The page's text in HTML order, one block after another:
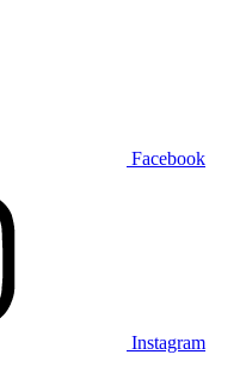
Facebook
Instagram